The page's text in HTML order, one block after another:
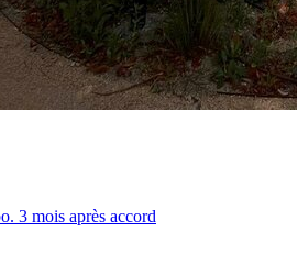
3 mois après accord